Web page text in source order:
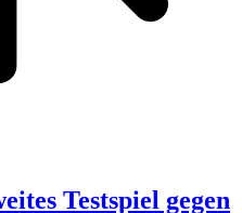
Testspiel gegen